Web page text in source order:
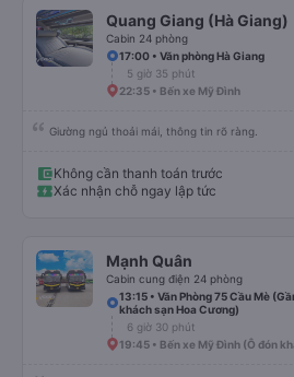
lại đi qua đúng điểm dừng của tôi lần nữa)...
tiếng đồng hồ trên xe buýt mà không có lý do
cấu hình trên ứng dụng bị sai nên mặc dù số
lại không như tôi mong đợi (phía đối diện của
thay vì tầng dưới!) - có thể là do lỗi của tôi
không ghi rõ, vì vậy hãy cực kỳ cẩn thận khi
hoàn toàn không phải lỗi của công ty xe buýt
đều hoàn hảo.
Quang Giang (Hà Giang)
Cabin 24 phòng
17:00 • Văn phòng Hà Giang
5 giờ 35 phút
22:35 • Bến xe Mỹ Đình
Giường ngủ thoải mái, thông tin rõ ràng.
Không cần thanh toán trước
Xác nhận chỗ ngay lập tức
Mạnh Quân
Cabin cung điện 24 phòng
13:15 • Văn Phòng 75 Cầu Mè
khách sạn Hoa Cương)
6 giờ 30 phút
19:45 • Bến xe Mỹ Đình (Ô đón